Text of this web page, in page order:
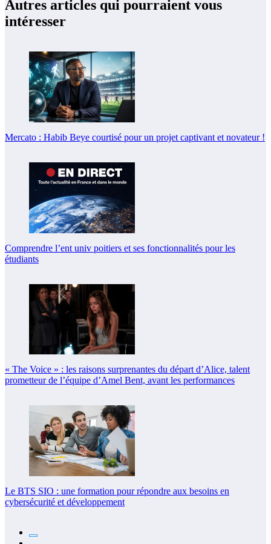
Autres articles qui pourraient vous
intéresser
Mercato : Habib Beye courtisé pour un projet captivant et novateur !
Comprendre l’ent univ poitiers et ses fonctionnalités pour les
étudiants
« The Voice » : les raisons surprenantes du départ d’Alice, talent
prometteur de l’équipe d’Amel Bent, avant les performances
Le BTS SIO : une formation pour répondre aux besoins en
cybersécurité et développement